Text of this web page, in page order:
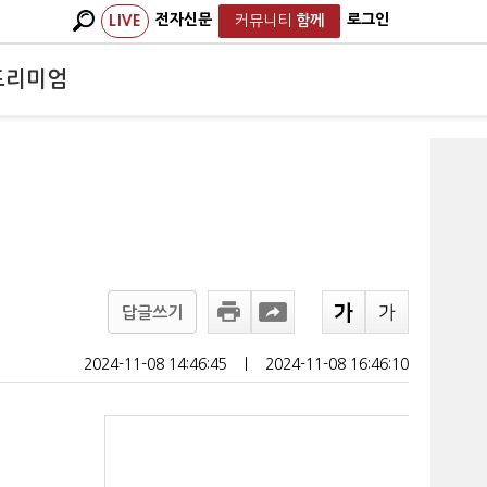
LIVE 전자신문 커뮤니티 함께 로그인
리미엄
답글쓰기
2024-11-08 14:46:45 2024-11-08 16:46:10